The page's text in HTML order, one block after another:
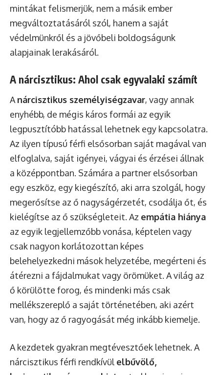
mintákat felismerjük, nem a másik ember
megváltoztatásáról szól, hanem a saját
védelmünkről és a jövőbeli boldogságunk
alapjainak lerakásáról.
A nárcisztikus: Ahol csak egyvalaki számít
A nárcisztikus személyiségzavar, vagy annak
enyhébb, de mégis káros formái az egyik
legpusztítóbb hatással lehetnek egy kapcsolatra.
Az ilyen típusú férfi elsősorban saját magával van
elfoglalva, saját igényei, vágyai és érzései állnak
a középpontban. Számára a partner elsősorban
egy eszköz, egy kiegészítő, aki arra szolgál, hogy
megerősítse az ő nagyságérzetét, csodálja őt, és
kielégítse az ő szükségleteit. Az empátia hiánya
az egyik legjellemzőbb vonása, képtelen vagy
csak nagyon korlátozottan képes
belehelyezkedni mások helyzetébe, megérteni és
átérezni a fájdalmukat vagy örömüket. A világ az
ő körülötte forog, és mindenki más csak
mellékszereplő a saját történetében, aki azért
van, hogy az ő ragyogását még inkább kiemelje.
A kezdetek gyakran megtévesztőek lehetnek. A
nárcisztikus férfi rendkívül elbűvölő,